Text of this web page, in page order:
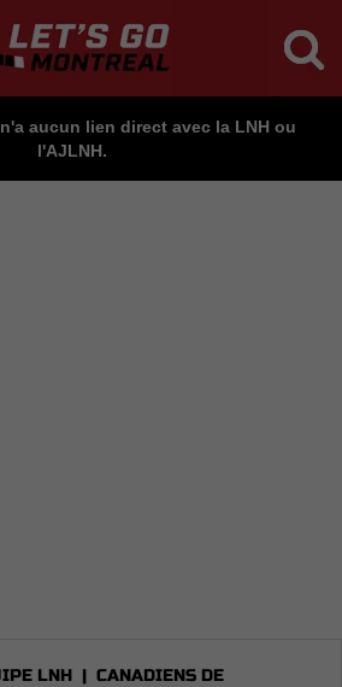
aucun lien direct avec la LNH ou
l'AJLNH.
LNH | CANADIENS DE